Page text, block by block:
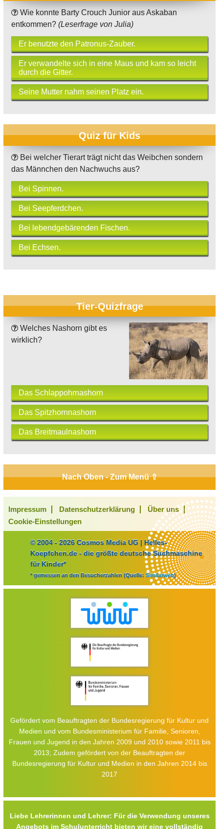
Wie konnte Barty Crouch Junior aus Askaban
entkommen? (Leserfrage von Julia)
Er benutzte den Patronus-Zauber.
Er verwandelte sich in eine Maus und kam so leicht
durch die Gitter.
Seine Mutter nahm seinen Platz ein.
Quiz für Kids
Bei welcher Tierart trägt nicht das Weibchen sondern
das Männchen den Nachwuchs aus?
Bei Spinnen.
Bei Seepferdchen.
Bei lebendgebärenden Fischen.
Bei Echsen.
Tier-Quizfrage
Welches Nashorn gibt es
wirklich?
Das Schlappohrnashorn
Das Spitzhornnashorn
Das Breitmaulnashorn
Nach Oben - Zum Menü ⇧
Impressum Datenschutzerklärung
Über uns
Cookie-Einstellungen
© 2004 - 2026 Cosmos Media UG | Helles-
Koepfchen.de - die größte deutsche Suchmaschine
für Kinder*
* gemessen an den Besucherzahlen (Quelle: Similarweb)
Gefördert vom Beauftragten der Bundesregierung für Kultur und
Medien und vom Bundesministerium für Familie, Senioren,
Frauen und Jugend in den Jahren 2009 und 2010 sowie 2011 bis
2013; Zudem gefördert von der Beauftragten der
Bundesregierung für Kultur und Medien in den Jahren 2014 bis
2017
Liebe Lehrerinnen und Lehrer: Für die Verwendung unseres
Angebots im Schulunterricht bieten wir eine vollständig